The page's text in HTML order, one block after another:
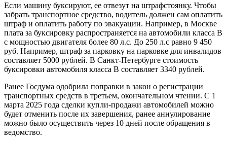
Если машину буксируют, ее отвезут на штрафстоянку. Чтобы
забрать транспортное средство, водитель должен сам оплатить
штраф и оплатить работу по эвакуации. Например, в Москве
плата за буксировку распространяется на автомобили класса В
с мощностью двигателя более 80 л.с. До 250 л.с равно 9 450
руб. Например, штраф за парковку на парковке для инвалидов
составляет 5000 рублей. В Санкт-Петербурге стоимость
буксировки автомобиля класса В составляет 3340 рублей.
Ранее Госдума одобрила поправки в закон о регистрации
транспортных средств в третьем, окончательном чтении. С 1
марта 2025 года сделки купли-продажи автомобилей можно
будет отменить после их завершения, ранее аннулирование
можно было осуществить через 10 дней после обращения в
ведомство.